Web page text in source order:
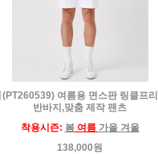
(PT260539) 여름용 면스판 링클프리
반바지,맞춤 제작 팬츠
착용시즌: 봄여름 가을 겨울
138,000원